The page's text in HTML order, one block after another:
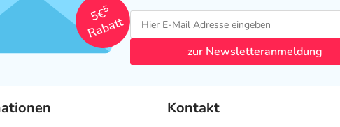
5€
5
Rabatt
zur Newsletteranmeldung
Kontakt